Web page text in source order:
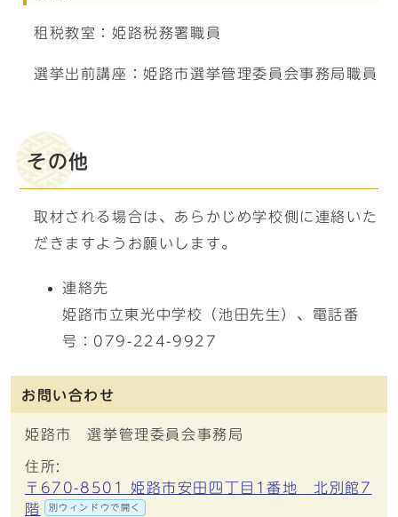
租税教室：姫路税務署職員
選挙出前講座：姫路市選挙管理委員会事務局職員
その他
取材される場合は、あらかじめ学校側に連絡いた
だきますようお願いします。
連絡先
姫路市立東光中学校（池田先生）、電話番
号：079-224-9927
お問い合わせ
姫路市 選挙管理委員会事務局
住所:
〒670-8501 姫路市安田四丁目1番地 北別館7
階
別ウィンドウで開く